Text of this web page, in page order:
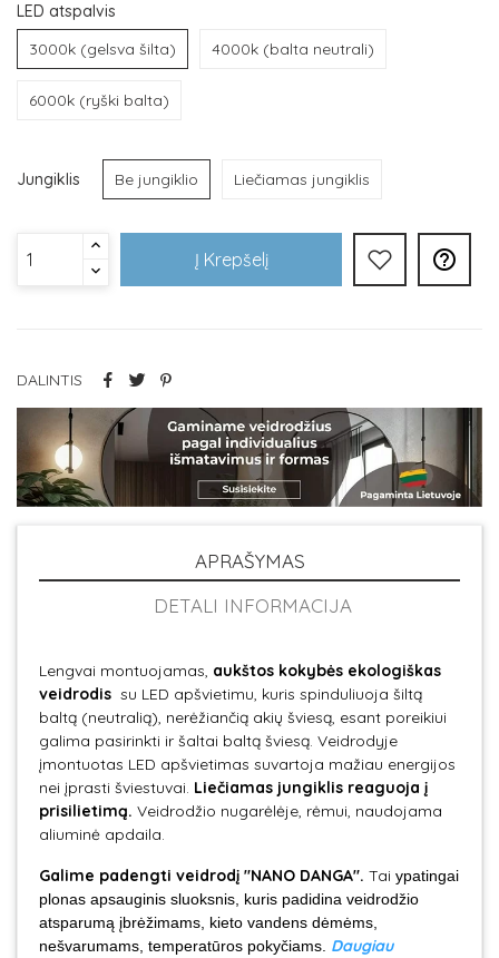
LED atspalvis
3000k (gelsva šilta)
4000k (balta neutrali)
6000k (ryški balta)
Jungiklis Be jungiklio Liečiamas jungiklis
Į Krepšelį 
DALINTIS
APRAŠYMAS
DETALI INFORMACIJA
Lengvai montuojamas, aukštos kokybės ekologiškas
veidrodis su LED apšvietimu, kuris spinduliuoja šiltą
baltą (neutralią), nerėžiančią akių šviesą, esant poreikiui
galima pasirinkti ir šaltai baltą šviesą. Veidrodyje
įmontuotas LED apšvietimas suvartoja mažiau energijos
nei įprasti šviestuvai. Liečiamas jungiklis reaguoja į
prisilietimą. Veidrodžio nugarėlėje, rėmui, naudojama
aliuminė apdaila.
Galime padengti veidrodį "NANO DANGA". Tai ypatingai
plonas apsauginis sluoksnis, kuris padidina veidrodžio
atsparumą įbrėžimams, kieto vandens dėmėms,
nešvarumams, temperatūros pokyčiams. Daugiau